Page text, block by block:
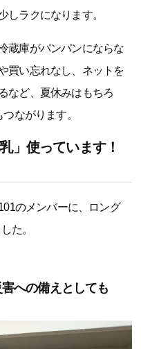
しラクになります。
蔵庫がパンパンにならな
買い忘れなし、ネットを
など、夏休みはもちろ
ながります。
」使っています！
のメンバーに、ロング
た。
への備えとしても